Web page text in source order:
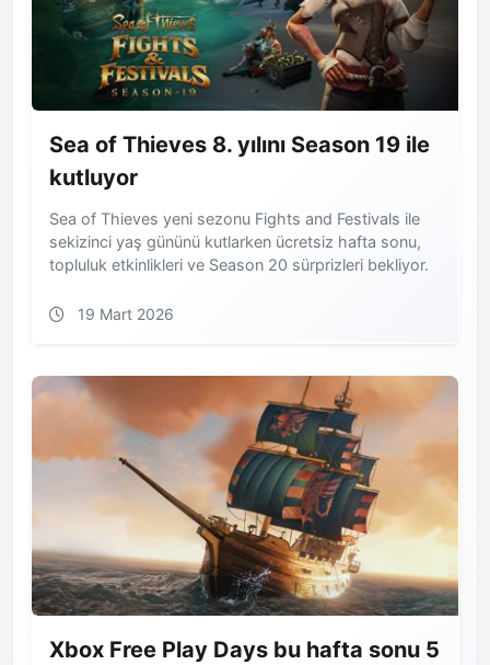
Sea of Thieves 8. yılını Season 19 ile
kutluyor
Sea of Thieves yeni sezonu Fights and Festivals ile
sekizinci yaş gününü kutlarken ücretsiz hafta sonu,
topluluk etkinlikleri ve Season 20 sürprizleri bekliyor.
19 Mart 2026
Xbox Free Play Days bu hafta sonu 5